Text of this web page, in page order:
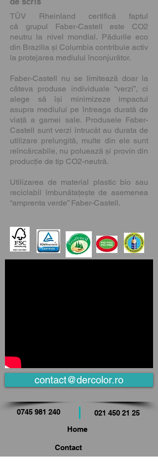
TÜV Rheinland certifică faptul
că grupul Faber-Castell este CO2
neutru la nivel mondial. Pădurile eco
din Brazilia și Columbia contribuie activ
la protejarea mediului înconjurător.
Faber-Castell nu se limitează doar la
câteva produse individuale “verzi”, ci
alege să își minimizeze impactul
asupra mediului pe întreaga durată de
viață a gamei sale. Produsele Faber-
Castell sunt verzi întrucât au durata de
utilizare prelungită, multe din ele sunt
reîncărcabile, nu poluează și provin din
producție de tip CO2-neutră.
Utilizarea de material plastic bio sau
reciclabil îmbunătațește de asemenea
“amprenta verde” Faber-Castell.
contact@dercolor.ro
0745 981 240
021 450 21 25
Home
Contact